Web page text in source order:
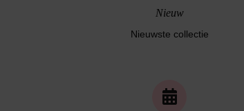
Nieuw
Nieuwste collectie